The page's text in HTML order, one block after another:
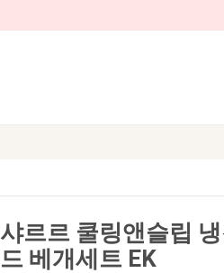
샤르르 쿨링앤슬립
드 베개세트 EK